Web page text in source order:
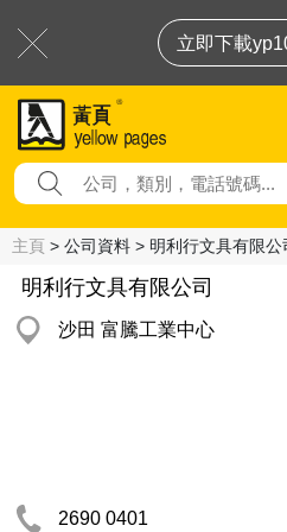
立即下載
主頁 > 公司資料 > 明利行文具有限公
明利行文具有限公司
沙田 富騰工業中心
2690 0401